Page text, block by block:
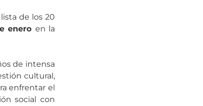
de los 20
enero en la
de intensa
cultural,
enfrentar el
social con